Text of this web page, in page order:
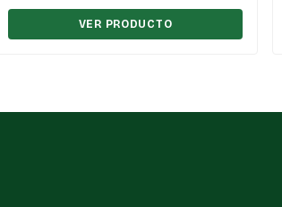
VER PRODUCTO